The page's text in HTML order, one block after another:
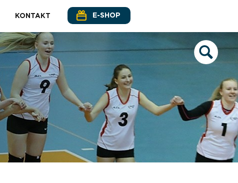
KONTAKT E-SHOP